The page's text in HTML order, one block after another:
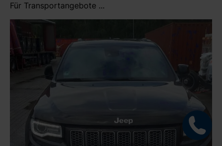
Für Transportangebote ...